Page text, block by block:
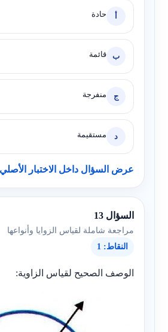
حادة
ب قائمة
ج منفرجة
د مستقيمة
عرض السؤال داخل الاختبار الأصلي
السؤال 13
مراجعة شاملة لقياس الزوايا وأنواعها
النقاط: 1
الوصف الصحيح لقياس الزاوية: